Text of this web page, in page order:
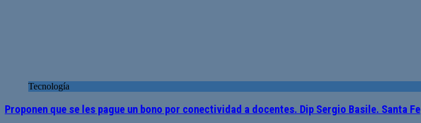
Tecnología
Proponen que se les pague un bono por conectividad a docentes. Dip Sergio Basile. Santa Fe